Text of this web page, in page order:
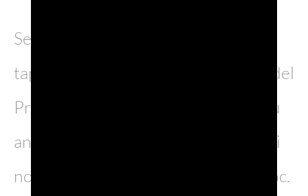
Segnateli in agenda come prossima
tappa del vostro viaggio nelle terre del
Prosecco DOC, la strada del vino più
antica d’Italia e taggateci attraverso i
nostri account ufficiali @proseccodoc.